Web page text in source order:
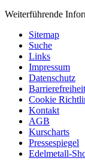
Weiterführende
Sitemap
Suche
Links
Impressum
Datenschutz
Barrierefreiheit
Cookie
Kontakt
AGB
Kurscharts
Pressespiegel
Edelmetall-